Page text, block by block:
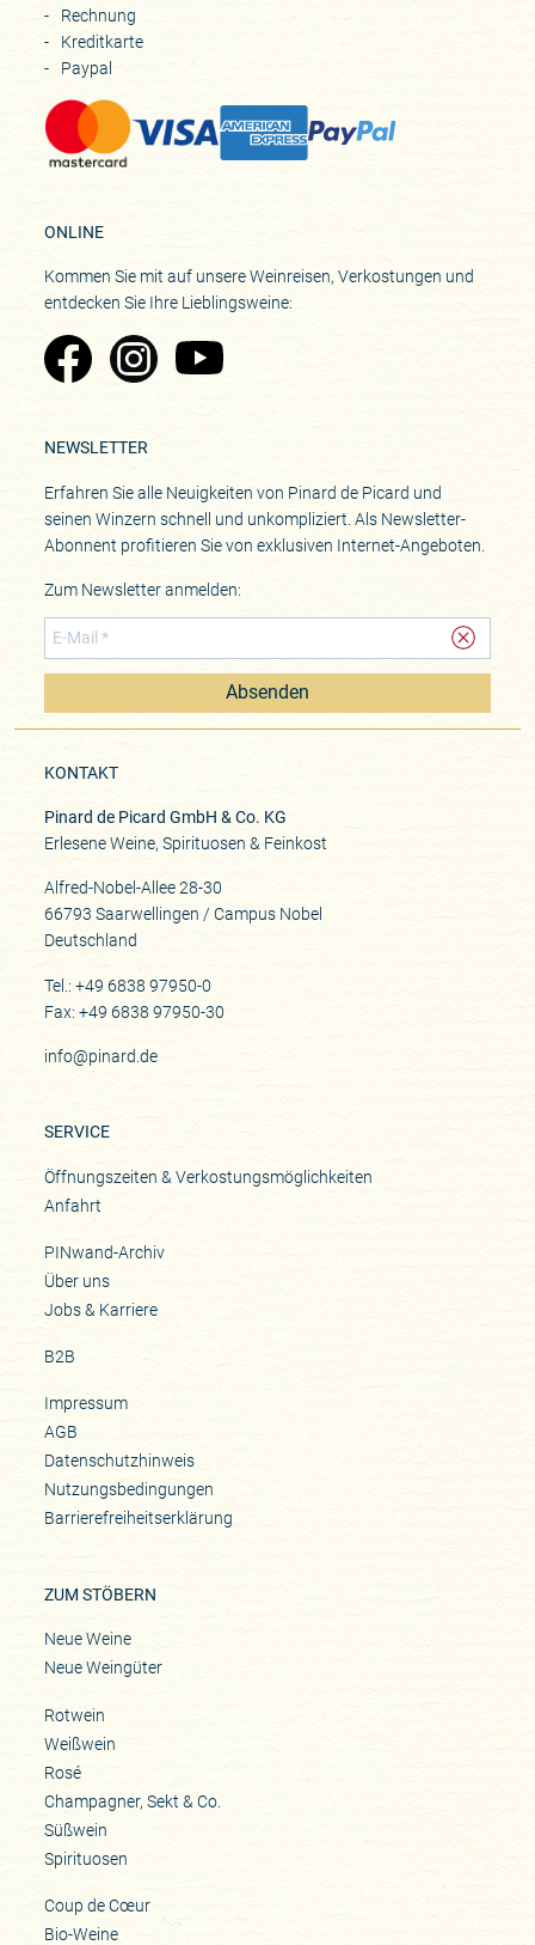
Rechnung
Kreditkarte
Paypal
ONLINE
Kommen Sie mit auf unsere Weinreisen, Verkostungen und
entdecken Sie Ihre Lieblingsweine:
Zu Pinard's Facebook-Seite
Zu Pinard's Instagram-Seite
Zu Pinard's YouTube-Seite
NEWSLETTER
Erfahren Sie alle Neuigkeiten von Pinard de Picard und
seinen Winzern schnell und unkompliziert. Als Newsletter-
Abonnent profitieren Sie von exklusiven Internet-Angeboten.
Zum Newsletter anmelden:
Absenden
KONTAKT
Pinard de Picard GmbH & Co. KG
Erlesene Weine, Spirituosen & Feinkost
Alfred-Nobel-Allee 28-30
66793 Saarwellingen / Campus Nobel
Deutschland
Tel.: +49 6838 97950-0
Fax: +49 6838 97950-30
info@pinard.de
SERVICE
Öffnungszeiten & Verkostungsmöglichkeiten
Anfahrt
PINwand-Archiv
Über uns
Jobs & Karriere
B2B
Impressum
AGB
Datenschutzhinweis
Nutzungsbedingungen
Barrierefreiheitserklärung
ZUM STÖBERN
Neue Weine
Neue Weingüter
Rotwein
Weißwein
Rosé
Champagner, Sekt & Co.
Süßwein
Spirituosen
Coup de Cœur
Bio-Weine